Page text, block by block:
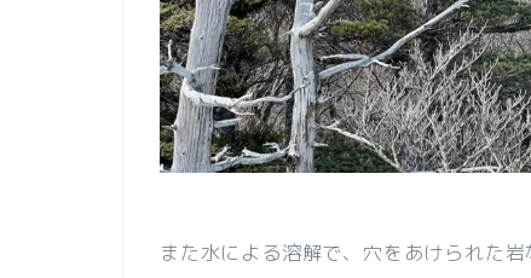
また水による溶解で、穴をあけられた岩